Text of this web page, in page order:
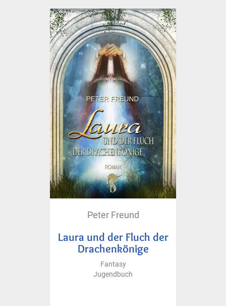
Peter Freund
Laura und der Fluch der
Drachenkönige
Fantasy
Jugendbuch